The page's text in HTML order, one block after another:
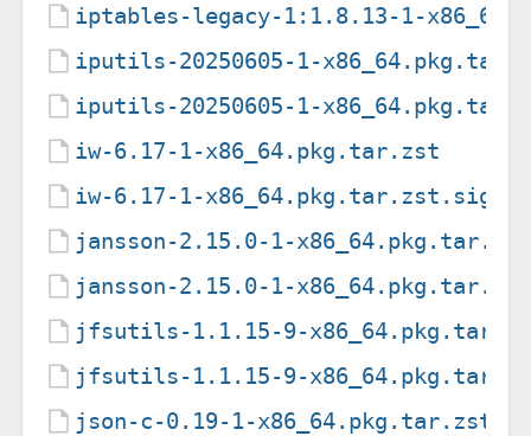
iptables-legacy-1:1.8.13-1-
iputils-20250605-1-
iputils-20250605-1-
iw-6.17-1-x86_64.pkg.tar.zst
iw-6.17-1-x86_64.pkg.tar.zst.sig
jansson-2.15.0-1-x86_64.pkg.tar.zst
jansson-2.15.0-1-
jfsutils-1.1.15-9-
jfsutils-1.1.15-9-
json-c-0.19-1-x86_64.pkg.tar.zst